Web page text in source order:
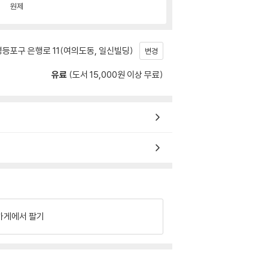
원제
포구 은행로 11(여의도동, 일신빌딩) 변경
유료 (도서 15,000원 이상 무료)
게에서 팔기